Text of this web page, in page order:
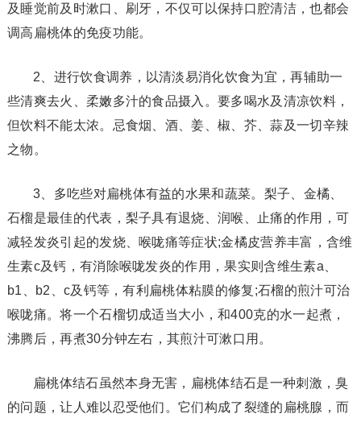
及睡觉前及时漱口、刷牙，不仅可以保持口腔清洁，也都会
调高扁桃体的免疫功能。
2、进行饮食调养，以清淡易消化饮食为宜，再辅助一
些清爽去火、柔嫩多汁的食品摄入。要多喝水及清凉饮料，
但饮料不能太浓。忌食烟、酒、姜、椒、芥、蒜及一切辛辣
之物。
3、多吃些对扁桃体有益的水果和蔬菜。梨子、金橘、
石榴是最佳的代表，梨子具有退烧、润喉、止痛的作用，可
减轻发炎引起的发烧、喉咙痛等症状;金橘皮营养丰富，含维
生素c及钙，有消除喉咙发炎的作用，果实则含维生素a、
b1、b2、c及钙等，有利扁桃体粘膜的修复;石榴的煎汁可治
喉咙痛。将一个石榴切成适当大小，和400克的水一起煮，
沸腾后，再煮30分钟左右，其煎汁可漱口用。
扁桃体结石虽然本身无害，扁桃体结石是一种刺激，臭
的问题，让人难以忍受他们。它们构成了裂缝的扁桃腺，而